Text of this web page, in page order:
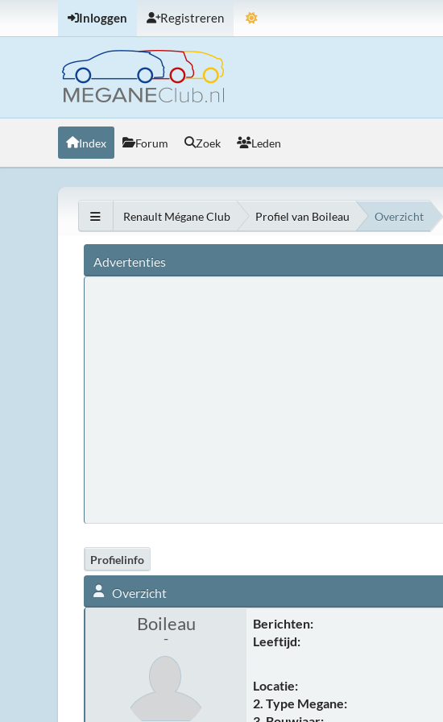
Inloggen Registreren
Index Forum Zoek Leden
Renault Mégane Club Profiel van Boileau Overzicht
Advertenties
Profielinfo
Overzicht
Boileau
-
Berichten:
Leeftijd:
Locatie:
2. Type Megane: